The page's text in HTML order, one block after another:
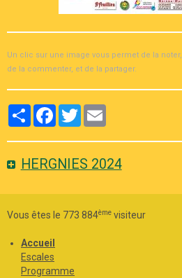
Un clic sur une image vous permet de la noter,
de la commenter, et de la partager.
PartagerFacebook
Twitter
HERGNIES 2024
Vous êtes le 773 884ème visiteur
Accueil
Escales
Programme